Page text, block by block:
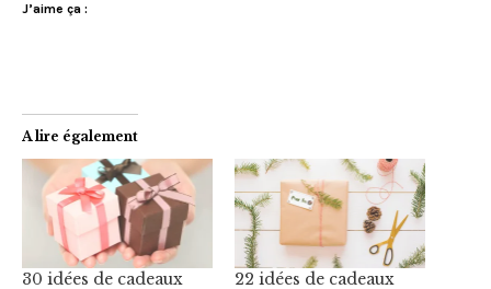
J’aime ça :
A lire également
30 idées de cadeaux
22 idées de cadeaux